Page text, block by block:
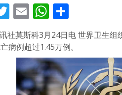
Twitter
EmailWhatsApp
享
社莫斯科3月24日电 世界卫生
病例超过1.45万例。